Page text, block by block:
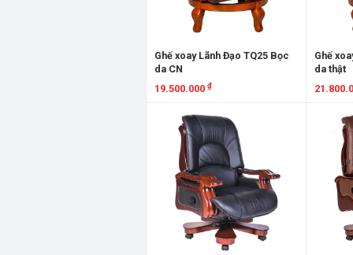
Ghế xoay Lãnh Đạo TQ25 Bọc
da CN
19.500.000 ₫
Xem chi tiết
Ghế
da thật
Xem